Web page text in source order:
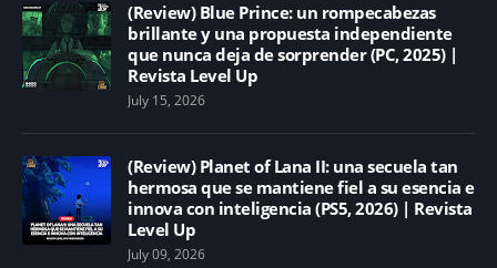
(Review) Blue Prince: un rompecabezas
brillante y una propuesta independiente
que nunca deja de sorprender (PC, 2025) |
Revista Level Up
July 15, 2026
(Review) Planet of Lana II: una secuela tan
hermosa que se mantiene fiel a su esencia e
innova con inteligencia (PS5, 2026) | Revista
Level Up
July 09, 2026